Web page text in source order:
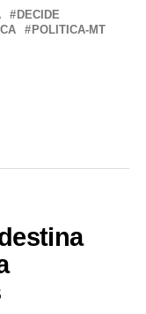
DECIDE
POLITICA-MT